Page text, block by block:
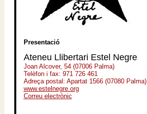
Presentació
Ateneu Llibertari Estel Negre
Joan Alcover, 54 (07006 Palma)
Telèfon i fax: 971 726 461
Adreça postal: Apartat 1566 (07080 Palma)
www.estelnegre.org
Correu electrònic